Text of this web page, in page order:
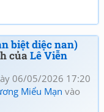
biệt diệc nan)
củaLê Viễn
06/05/2026 17:20
Miểu Mạn vào